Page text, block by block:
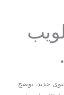
جديد. يوضح